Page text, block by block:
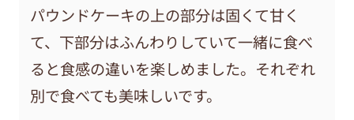
パウンドケーキの上の部分は固くて甘く
て、下部分はふんわりしていて一緒に食べ
ると食感の違いを楽しめました。それぞれ
別で食べても美味しいです。